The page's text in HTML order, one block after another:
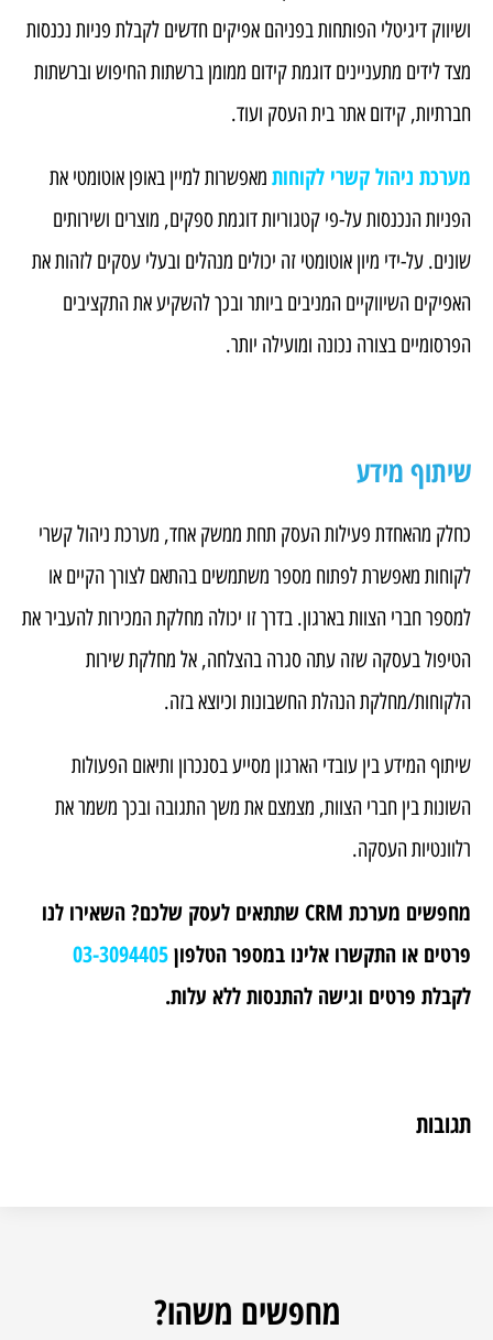
ושיווק דיגיטלי הפותחות בפניהם אפיקים חדשים לקבלת פניות נכנסות
מצד לידים מתעניינים דוגמת קידום ממומן ברשתות החיפוש וברשתות
חברתיות, קידום אתר בית העסק ועוד.
מערכת ניהול קשרי לקוחות מאפשרות למיין באופן אוטומטי את
הפניות הנכנסות על-פי קטגוריות דוגמת ספקים, מוצרים ושירותים
שונים. על-ידי מיון אוטומטי זה יכולים מנהלים ובעלי עסקים לזהות את
האפיקים השיווקיים המניבים ביותר ובכך להשקיע את התקציבים
הפרסומיים בצורה נכונה ומועילה יותר.
שיתוף מידע
כחלק מהאחדת פעילות העסק תחת ממשק אחד, מערכת ניהול קשרי
לקוחות מאפשרת לפתוח מספר משתמשים בהתאם לצורך הקיים או
למספר חברי הצוות בארגון. בדרך זו יכולה מחלקת המכירות להעביר את
הטיפול בעסקה שזה עתה סגרה בהצלחה, אל מחלקת שירות
הלקוחות/מחלקת הנהלת החשבונות וכיוצא בזה.
שיתוף המידע בין עובדי הארגון מסייע בסנכרון ותיאום הפעולות
השונות בין חברי הצוות, מצמצם את משך התגובה ובכך משמר את
רלוונטיות העסקה.
מחפשים מערכת CRM שתתאים לעסק שלכם? השאירו לנו
פרטים או התקשרו אלינו במספר הטלפון03-3094405
לקבלת פרטים וגישה להתנסות ללא עלות.
תגובות
מחפשים משהו?